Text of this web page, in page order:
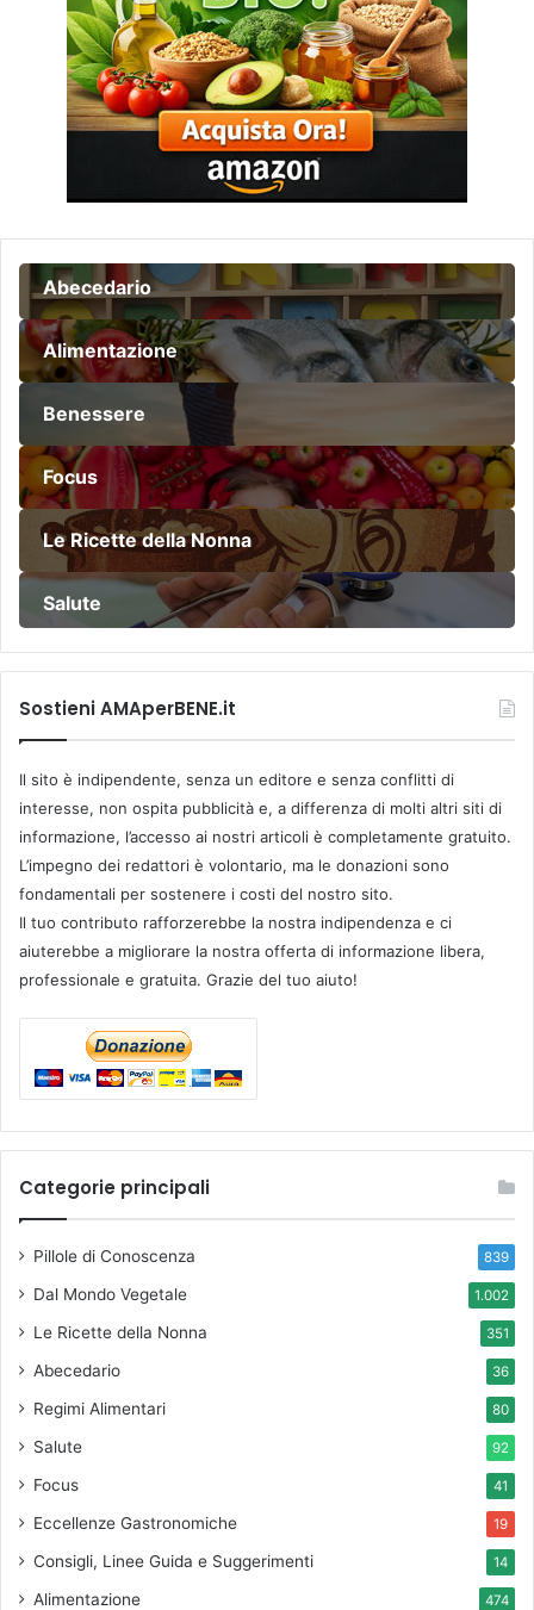
Abecedario
Alimentazione
Benessere
Focus
Le Ricette della Nonna
Salute
Sostieni AMAperBENE.it
Il sito è indipendente, senza un editore e senza conflitti di
interesse, non ospita pubblicità e, a differenza di molti altri siti di
informazione, l’accesso ai nostri articoli è completamente gratuito.
L’impegno dei redattori è volontario, ma le donazioni sono
fondamentali per sostenere i costi del nostro sito.
Il tuo contributo rafforzerebbe la nostra indipendenza e ci
aiuterebbe a migliorare la nostra offerta di informazione libera,
professionale e gratuita. Grazie del tuo aiuto!
Categorie principali
Pillole di Conoscenza 839
Dal Mondo Vegetale 1.002
Le Ricette della Nonna 351
Abecedario 36
Regimi Alimentari 80
Salute 92
Focus 41
Eccellenze Gastronomiche 19
Consigli, Linee Guida e Suggerimenti 14
Alimentazione 474